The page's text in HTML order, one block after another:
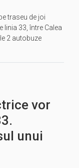
traseu de joi
33, între Calea
2 autobuze
vor
unui